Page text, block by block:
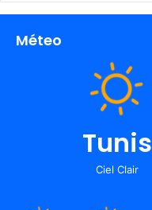
Méteo
Tunis
Ciel Clair